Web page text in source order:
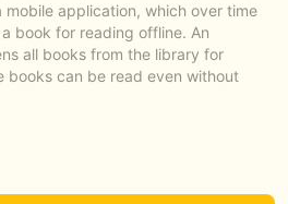
application, which over time
book for reading offline. An
all books from the library for
books can be read even without